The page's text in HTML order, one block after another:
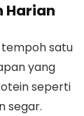
Harian
satu
yang
seperti
segar.